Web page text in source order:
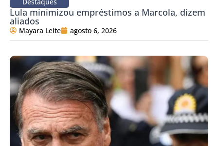
Lula minimizou empréstimos a Marcola, dizem
aliados
Mayara Leite agosto 6, 2026